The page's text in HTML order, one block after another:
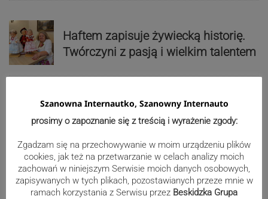
Haftem zapisuje żywiecką historię.
Twórczyni z pasją i wielkim talentem
Udany finał poszukiwań. Senior
został odnaleziony
Reklama
Szanowna Internautko, Szanowny Internauto
prosimy o zapoznanie się z treścią i wyrażenie zgody:
Zgadzam się na przechowywanie w moim urządzeniu plików
cookies, jak też na przetwarzanie w celach analizy moich
zachowań w niniejszym Serwisie moich danych osobowych,
zapisywanych w tych plikach, pozostawianych przeze mnie w
ramach korzystania z Serwisu przez Beskidzka Grupa